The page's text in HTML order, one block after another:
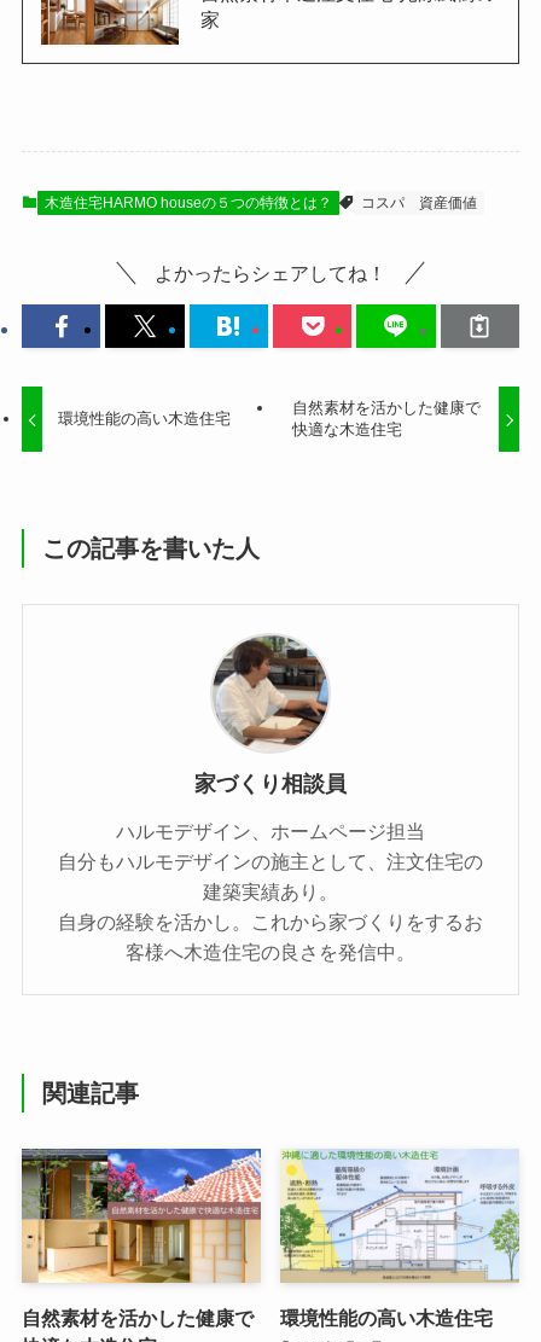
家
木造住宅HARMO houseの５つの特徴とは？ コスパ 資産価値
よかったらシェアしてね！
環境性能の高い木造住宅
自然素材を活かした健康で
快適な木造住宅
この記事を書いた人
家づくり相談員
ハルモデザイン、ホームページ担当
自分もハルモデザインの施主として、注文住宅の
建築実績あり。
自身の経験を活かし。これから家づくりをするお
客様へ木造住宅の良さを発信中。
関連記事
自然素材を活かした健康で
環境性能の高い木造住宅